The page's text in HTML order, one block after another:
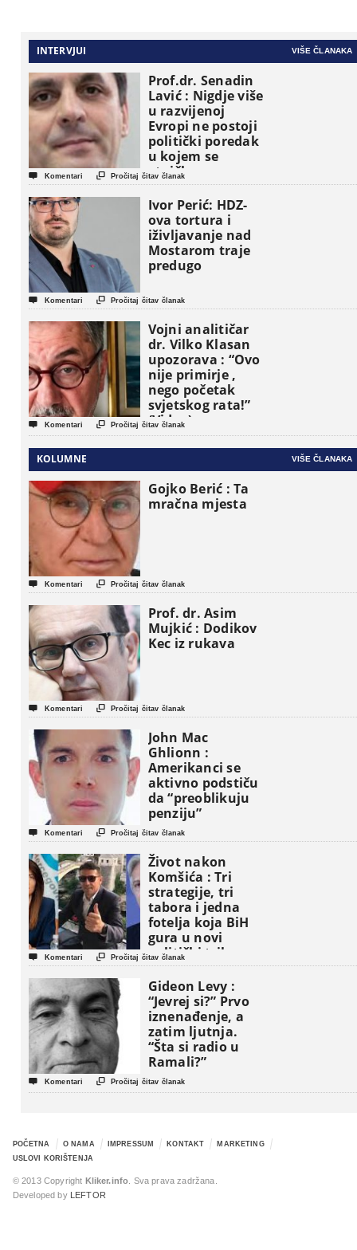
INTERVJUI VIŠE ČLANAKA
Prof.dr. Senadin
Lavić : Nigdje više
u razvijenoj
Evropi ne postoji
politički poredak
u kojem se
etničke grupe
pojavljuju kao
osnovne
političke jedinice
 Komentari  Pročitaj čitav članak
Ivor Perić: HDZ-
ova tortura i
iživljavanje nad
Mostarom traje
predugo
 Komentari  Pročitaj čitav članak
Vojni analitičar
dr. Vilko Klasan
upozorava : “Ovo
nije primirje ,
nego početak
svjetskog rata!”
(Video)
 Komentari  Pročitaj čitav članak
KOLUMNE VIŠE ČLANAKA
Gojko Berić : Ta
mračna mjesta
 Komentari  Pročitaj čitav članak
Prof. dr. Asim
Mujkić : Dodikov
Kec iz rukava
 Komentari  Pročitaj čitav članak
John Mac
Ghlionn :
Amerikanci se
aktivno podstiču
da “preoblikuju
penziju”
 Komentari  Pročitaj čitav članak
Život nakon
Komšića : Tri
strategije, tri
tabora i jedna
fotelja koja BiH
gura u novi
politički triler
 Komentari  Pročitaj čitav članak
Gideon Levy :
“Jevrej si?” Prvo
iznenađenje, a
zatim ljutnja.
“Šta si radio u
Ramali?”
 Komentari  Pročitaj čitav članak
POČETNA O NAMA IMPRESSUM KONTAKT
MARKETING
USLOVI KORIŠTENJA
© 2013 Copyright Kliker.info . Sva prava zadržana.
Developed by
LEFTOR